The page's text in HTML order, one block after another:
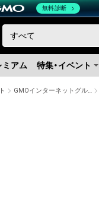
ミアム 特集・イベント
GMOインターネットグループ公式キャラクター「くまポン」
無料診断